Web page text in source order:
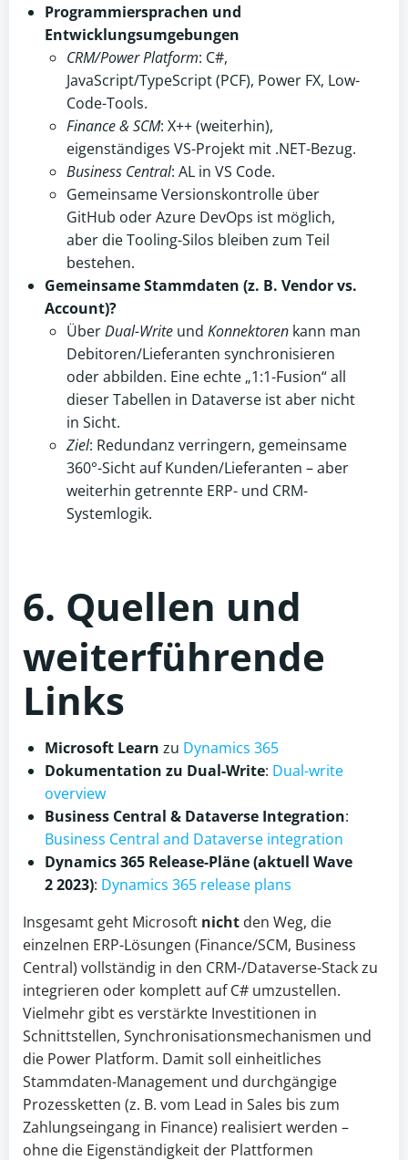
Programmiersprachen und
Entwicklungsumgebungen
CRM/Power Platform: C#,
JavaScript/TypeScript (PCF), Power FX, Low-
Code-Tools.
Finance & SCM: X++ (weiterhin),
eigenständiges VS-Projekt mit .NET-Bezug.
Business Central: AL in VS Code.
Gemeinsame Versionskontrolle über
GitHub oder Azure DevOps ist möglich,
aber die Tooling-Silos bleiben zum Teil
bestehen.
Gemeinsame Stammdaten (z. B. Vendor vs.
Account)?
ÜberDual-Write und Konnektoren kann man
Debitoren/Lieferanten synchronisieren
oder abbilden. Eine echte „1:1-Fusion“ all
dieser Tabellen in Dataverse ist aber nicht
in Sicht.
Ziel: Redundanz verringern, gemeinsame
360°-Sicht auf Kunden/Lieferanten – aber
weiterhin getrennte ERP- und CRM-
Systemlogik.
6. Quellen und
weiterführende
Links
Microsoft Learn zu Dynamics 365
Dokumentation zu Dual-Write: Dual-write
overview
Business Central & Dataverse Integration:
Business Central and Dataverse integration
Dynamics 365 Release-Pläne (aktuell Wave
2 2023): Dynamics 365 release plans
Insgesamt geht Microsoft nicht den Weg, die
einzelnen ERP-Lösungen (Finance/SCM, Business
Central) vollständig in den CRM-/Dataverse-Stack zu
integrieren oder komplett auf C# umzustellen.
Vielmehr gibt es verstärkte Investitionen in
Schnittstellen, Synchronisationsmechanismen und
die Power Platform. Damit soll einheitliches
Stammdaten-Management und durchgängige
Prozessketten (z. B. vom Lead in Sales bis zum
Zahlungseingang in Finance) realisiert werden –
ohne die Eigenständigkeit der Plattformen